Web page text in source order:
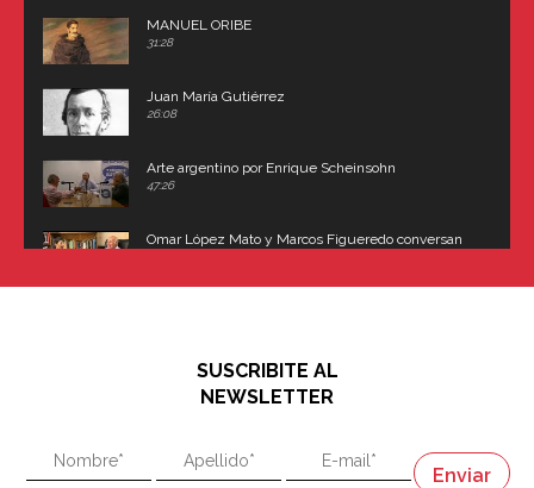
MANUEL ORIBE
31:28
Juan María Gutiérrez
26:08
Arte argentino por Enrique Scheinsohn
47:26
Omar López Mato y Marcos Figueredo conversan
"En política, la estupidez no es una desventaja"
"En política, la estupidez no es una desventaja"
Napoleón
SUSCRIBITE AL
NEWSLETTER